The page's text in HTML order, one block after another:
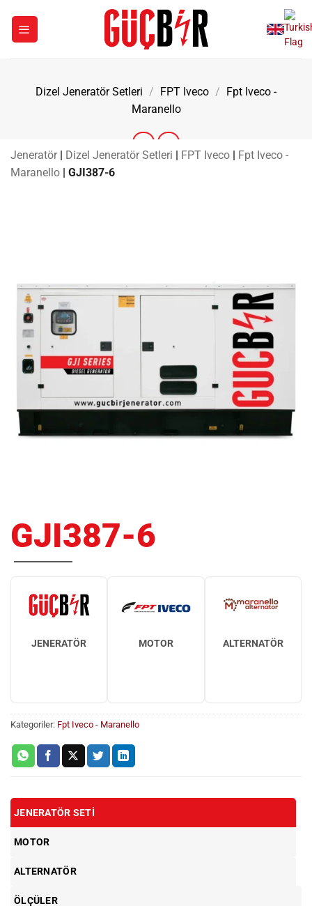
Dizel Jeneratör Setleri / FPT Iveco / Fpt Iveco -
Maranello
Jeneratör | Dizel Jeneratör Setleri | FPT Iveco | Fpt Iveco -
Maranello | GJI387-6
GJI387-6
JENERATÖR MOTOR ALTERNATÖR
Kategoriler: Fpt Iveco - Maranello
JENERATÖR SETI
MOTOR
ALTERNATÖR
ÖLÇÜLER